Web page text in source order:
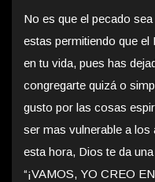
No es que el pecado
estas permitiendo que
en tu vida, pues has
congregarte quizá o
gusto por las cosas
ser mas vulnerable a los
esta hora, Dios te da
“¡VAMOS, YO CREO